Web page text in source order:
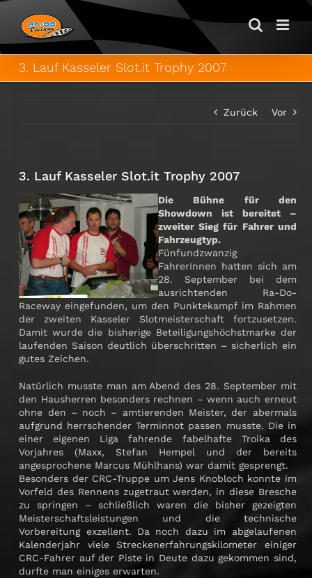
Zum
Inhalt
springen
3. Lauf Kasseler Slot.it Trophy 2007
Zurück Vor
3. Lauf Kasseler Slot.it Trophy 2007
Die Bühne für den
Showdown ist bereitet –
zweiter Sieg für Fahrer und
Fahrzeugtyp.
Fünfundzwanzig
FahrerInnen hatten sich am
28. September bei dem
ausrichtenden Ra-Do-
Raceway eingefunden, um den Punktekampf im Rahmen
der zweiten Kasseler Slotmeisterschaft fortzusetzen.
Damit wurde die bisherige Beteiligungshöchstmarke der
laufenden Saison deutlich überschritten – sicherlich ein
gutes Zeichen.
Natürlich musste man am Abend des 28. September mit
den Hausherren besonders rechnen – wenn auch erneut
ohne den – noch – amtierenden Meister, der abermals
aufgrund herrschender Terminnot passen musste. Die in
einer eigenen Liga fahrende fabelhafte Troika des
Vorjahres (Maxx, Stefan Hempel und der bereits
angesprochene Marcus Mühlhans) war damit gesprengt.
Besonders der CRC-Truppe um Jens Knobloch konnte im
Vorfeld des Rennens zugetraut werden, in diese Bresche
zu springen – schließlich waren die bisher gezeigten
Meisterschaftsleistungen und die technische
Vorbereitung exzellent. Da noch dazu im abgelaufenen
Kalenderjahr viele Streckenerfahrungskilometer einiger
CRC-Fahrer auf der Piste in Deute dazu gekommen sind,
durfte man einiges erwarten.